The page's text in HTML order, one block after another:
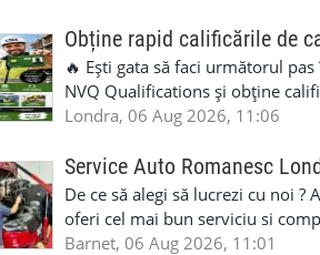
împrumut în România) ♦ 𝐭𝐫𝐚𝐝𝐮𝐜𝐞𝐫𝐢
judiciar din România ♦Certificat
Identificari (ex.ID1) Legal, fără
sâmbăta 🕒 Program: • Luni -
Telefon/WhatsApp: 0792 831
#declaratiidecalatorie
Obține rapid calificările de
🔥 Ești gata să faci următorul
NVQ Qualifications și obține
Calificări recunoscute în UK ✅
competențele 👷 Indiferent dacă
oficială, noi te ajutăm să alegi
complicații. 💥 Suport real de la
noi oportunități de muncă și de
Londra, 06 Aug 2026, 11:06
Service Auto Romanesc
De ce să alegi să lucrezi cu noi
oferi cel mai bun serviciu si
alegerea ideală: Personal
Barnet, 06 Aug 2026, 11:01